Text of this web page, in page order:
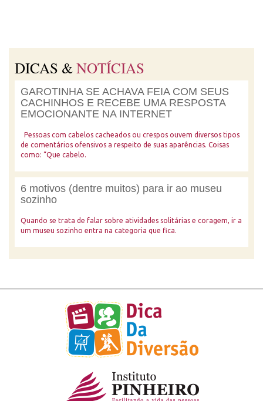
DICAS &NOTÍCIAS
GAROTINHA SE ACHAVA FEIA COM SEUS
CACHINHOS E RECEBE UMA RESPOSTA
EMOCIONANTE NA INTERNET
Pessoas com cabelos cacheados ou crespos ouvem diversos tipos
de comentários ofensivos a respeito de suas aparências. Coisas
como: “Que cabelo.
6 motivos (dentre muitos) para ir ao museu
sozinho
Quando se trata de falar sobre atividades solitárias e coragem, ir a
um museu sozinho entra na categoria que fica.